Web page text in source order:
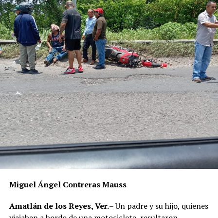
Miguel Ángel Contreras Mauss
Amatlán de los Reyes, Ver.– Un padre y su hijo, quienes